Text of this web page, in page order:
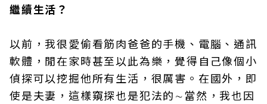
繼續生活？
以前，我很愛偷看筋肉爸爸的手機、電腦、通訊
軟體，閒在家時甚至以此為樂，覺得自己像個小
偵探可以挖掘他所有生活，很厲害。在國外，即
使是夫妻，這樣窺探也是犯法的∼當然，我也因